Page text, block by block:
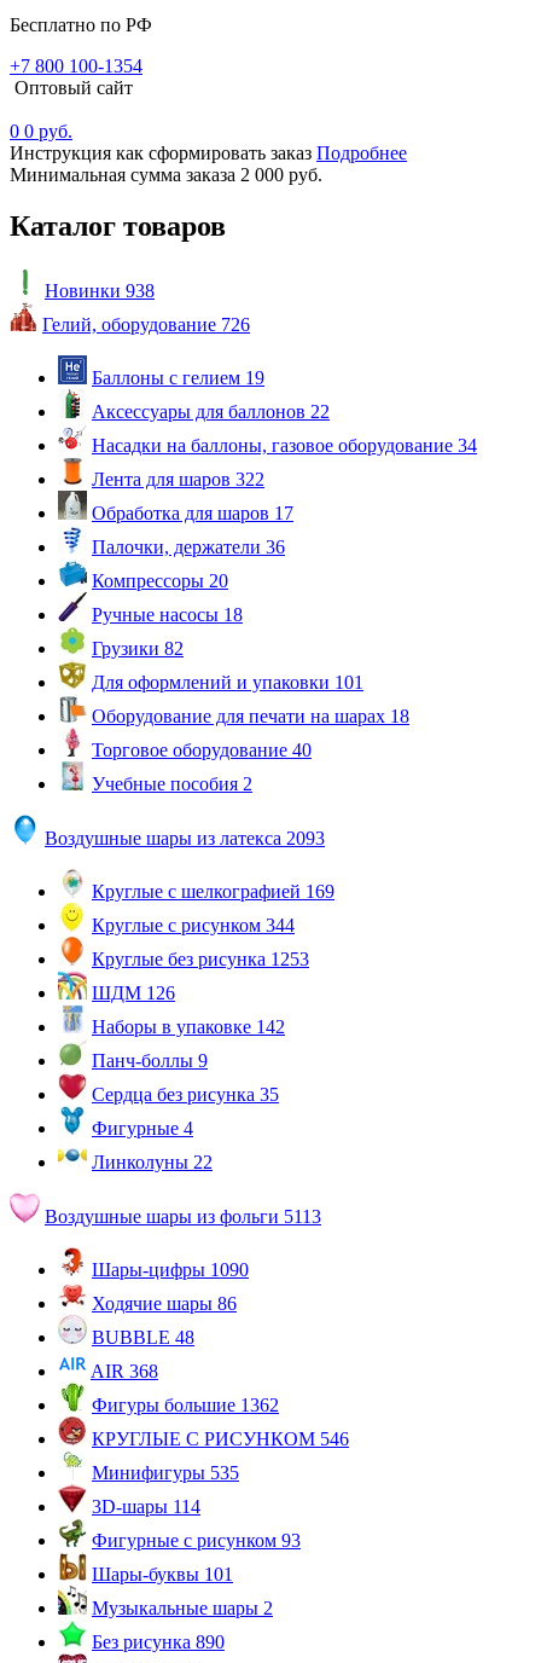
Бесплатно по РФ
+7 800 100-1354
Оптовый сайт
0 0 руб.
Инструкция как сформировать заказ Подробнее
Минимальная сумма заказа 2 000 руб.
Каталог товаров
Новинки 938
Гелий, оборудование 726
Баллоны с гелием 19
Аксессуары для баллонов 22
Насадки на баллоны, газовое оборудование 34
Лента для шаров 322
Обработка для шаров 17
Палочки, держатели 36
Компрессоры 20
Ручные насосы 18
Грузики 82
Для оформлений и упаковки 101
Оборудование для печати на шарах 18
Торговое оборудование 40
Учебные пособия 2
Воздушные шары из латекса 2093
Круглые с шелкографией 169
Круглые с рисунком 344
Круглые без рисунка 1253
ШДМ 126
Наборы в упаковке 142
Панч-боллы 9
Сердца без рисунка 35
Фигурные 4
Линколуны 22
Воздушные шары из фольги 5113
Шары-цифры 1090
Ходячие шары 86
BUBBLE 48
AIR 368
Фигуры большие 1362
КРУГЛЫЕ С РИСУНКОМ 546
Минифигуры 535
3D-шары 114
Фигурные с рисунком 93
Шары-буквы 101
Музыкальные шары 2
Без рисунка 890